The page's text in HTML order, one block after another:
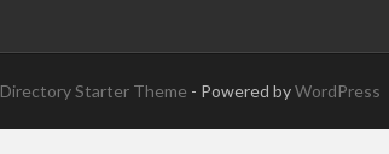
Directory Starter Theme - Powered byWordPress